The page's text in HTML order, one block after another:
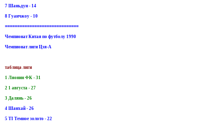
7 Шаньдун - 14
8 Гуанчжоу - 10
==============================
Чемпионат Китая по футболу 1990
Чемпионат лиги Цзя-А
таблица лиги
1 Ляонин ФК - 31
2 1 августа - 27
3 Далянь - 26
4 Шанхай - 26
5 TI Темное золото - 22